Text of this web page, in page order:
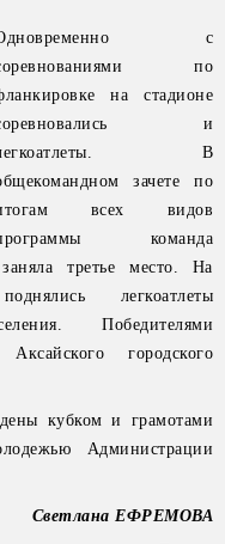
с
по
на стадионе
и
В
зачете по
всех видов
команда
третье место. На
легкоатлеты
Победителями
городского
кубком и грамотами
Администрации
Светлана ЕФРЕМОВА